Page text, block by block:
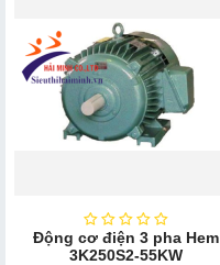
Động cơ điện 3 pha Hem
3K250S2-55KW